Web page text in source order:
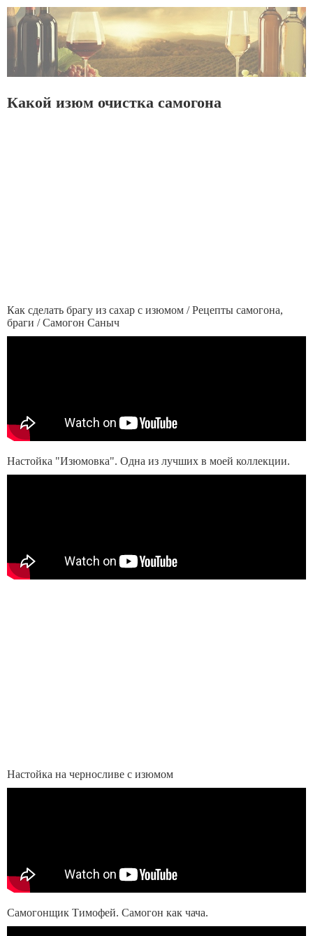
Какой изюм очистка самогона
Как сделать брагу из сахар с изюмом / Рецепты самогона,
браги / Самогон Саныч
Настойка "Изюмовка". Одна из лучших в моей коллекции.
Настойка на черносливе с изюмом
Самогонщик Тимофей. Самогон как чача.